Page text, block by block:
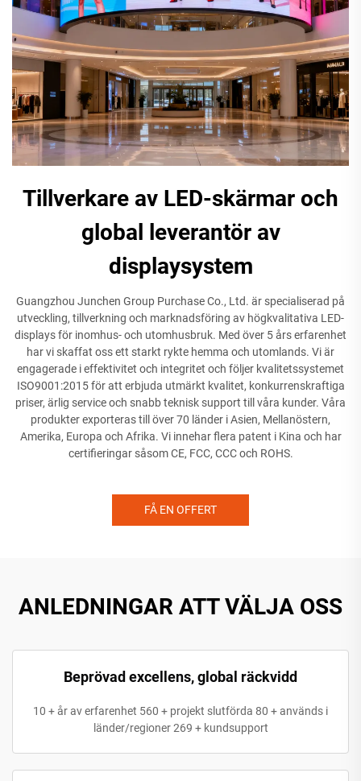
Tillverkare av LED-skärmar och
global leverantör av
displaysystem
Guangzhou Junchen Group Purchase Co., Ltd. är specialiserad på
utveckling, tillverkning och marknadsföring av högkvalitativa LED-
displays för inomhus- och utomhusbruk. Med över 5 års erfarenhet
har vi skaffat oss ett starkt rykte hemma och utomlands. Vi är
engagerade i effektivitet och integritet och följer kvalitetssystemet
ISO9001:2015 för att erbjuda utmärkt kvalitet, konkurrenskraftiga
priser, ärlig service och snabb teknisk support till våra kunder. Våra
produkter exporteras till över 70 länder i Asien, Mellanöstern,
Amerika, Europa och Afrika. Vi innehar flera patent i Kina och har
certifieringar såsom CE, FCC, CCC och ROHS.
FÅ EN OFFERT
ANLEDNINGAR ATT VÄLJA OSS
Beprövad excellens, global räckvidd
10 + år av erfarenhet 560 + projekt slutförda 80 + används i
länder/regioner 269 + kundsupport